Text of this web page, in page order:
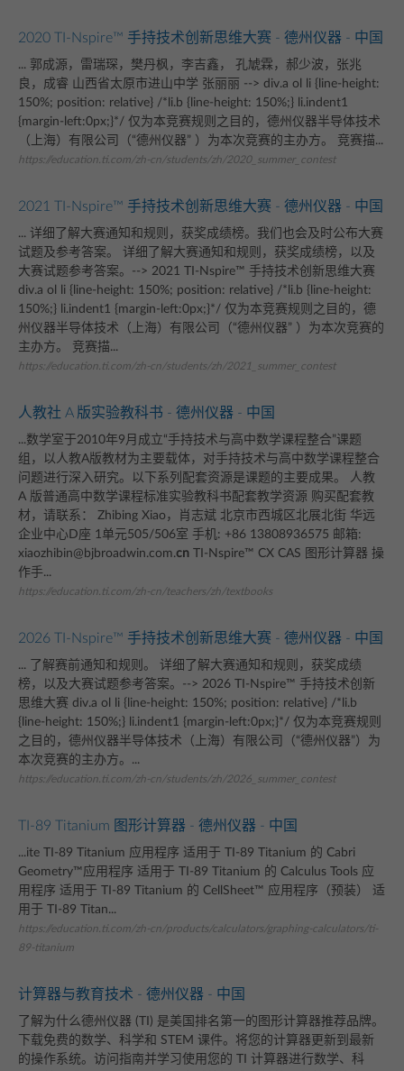
2020 TI-Nspire™ 手持技术创新思维大赛 - 德州仪器 - 中国
... 郭成源，雷瑞琛，樊丹枫，李吉鑫， 孔虓霖，郝少波，张兆
良，成睿 山西省太原市进山中学 张丽丽 --> div.a ol li {line-height:
150%; position: relative} /*li.b {line-height: 150%;} li.indent1
{margin-left:0px;}*/ 仅为本竞赛规则之目的，德州仪器半导体技术
（上海）有限公司（“德州仪器” ）为本次竞赛的主办方。 竞赛描...
https://education.ti.com/zh-cn/students/zh/2020_summer_contest
2021 TI-Nspire™ 手持技术创新思维大赛 - 德州仪器 - 中国
... 详细了解大赛通知和规则，获奖成绩榜。我们也会及时公布大赛
试题及参考答案。 详细了解大赛通知和规则，获奖成绩榜，以及
大赛试题参考答案。--> 2021 TI-Nspire™ 手持技术创新思维大赛
div.a ol li {line-height: 150%; position: relative} /*li.b {line-height:
150%;} li.indent1 {margin-left:0px;}*/ 仅为本竞赛规则之目的，德
州仪器半导体技术（上海）有限公司（“德州仪器” ）为本次竞赛的
主办方。 竞赛描...
https://education.ti.com/zh-cn/students/zh/2021_summer_contest
人教社 A 版实验教科书 - 德州仪器 - 中国
...数学室于2010年9月成立“手持技术与高中数学课程整合”课题
组，以人教A版教材为主要载体，对手持技术与高中数学课程整合
问题进行深入研究。以下系列配套资源是课题的主要成果。 人教
A 版普通高中数学课程标准实验教科书配套教学资源 购买配套教
材，请联系： Zhibing Xiao，肖志斌 北京市西城区北展北街 华远
企业中心D座 1单元505/506室 手机: +86 13808936575 邮箱:
xiaozhibin@bjbroadwin.com.cn TI-Nspire™ CX CAS 图形计算器 操
作手...
https://education.ti.com/zh-cn/teachers/zh/textbooks
2026 TI-Nspire™ 手持技术创新思维大赛 - 德州仪器 - 中国
... 了解赛前通知和规则。 详细了解大赛通知和规则，获奖成绩
榜，以及大赛试题参考答案。--> 2026 TI-Nspire™ 手持技术创新
思维大赛 div.a ol li {line-height: 150%; position: relative} /*li.b
{line-height: 150%;} li.indent1 {margin-left:0px;}*/ 仅为本竞赛规则
之目的，德州仪器半导体技术（上海）有限公司（“德州仪器”）为
本次竞赛的主办方。...
https://education.ti.com/zh-cn/students/zh/2026_summer_contest
TI-89 Titanium 图形计算器 - 德州仪器 - 中国
...ite TI-89 Titanium 应用程序 适用于 TI-89 Titanium 的 Cabri
Geometry™应用程序 适用于 TI-89 Titanium 的 Calculus Tools 应
用程序 适用于 TI-89 Titanium 的 CellSheet™ 应用程序（预装） 适
用于 TI-89 Titan...
https://education.ti.com/zh-cn/products/calculators/graphing-calculators/ti-
89-titanium
计算器与教育技术 - 德州仪器 - 中国
了解为什么德州仪器 (TI) 是美国排名第一的图形计算器推荐品牌。
下载免费的数学、科学和 STEM 课件。将您的计算器更新到最新
的操作系统。访问指南并学习使用您的 TI 计算器进行数学、科